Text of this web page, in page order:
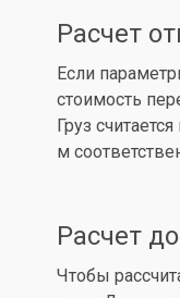
Расчет
Если
стоимость
Груз
м
Расчет
Чтобы